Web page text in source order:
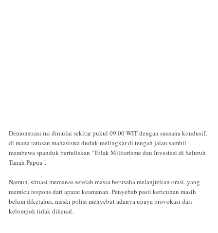
Demonstrasi ini dimulai sekitar pukul 09.00 WIT dengan suasana kondusif,
di mana ratusan mahasiswa duduk melingkar di tengah jalan sambil
membawa spanduk bertuliskan "Tolak Militerisme dan Investasi di Seluruh
Tanah Papua".
Namun, situasi memanas setelah massa berusaha melanjutkan orasi, yang
memicu respons dari aparat keamanan. Penyebab pasti kericuhan masih
belum diketahui, meski polisi menyebut adanya upaya provokasi dari
kelompok tidak dikenal.